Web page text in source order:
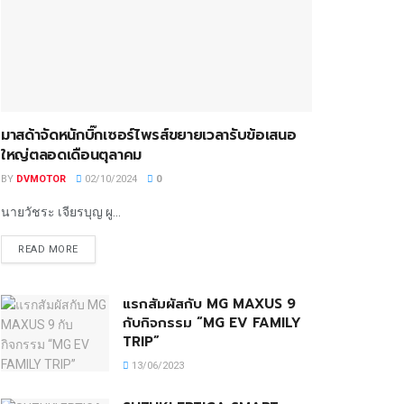
มาสด้าจัดหนักบิ๊กเซอร์ไพรส์ขยายเวลารับข้อเสนอ
ใหญ่ตลอดเดือนตุลาคม
BY DVMOTOR 02/10/2024 0
นายวัชระ เจียรบุญ ผู...
READ MORE
แรกสัมผัสกับ MG MAXUS 9
กับกิจกรรม “MG EV FAMILY
TRIP”
13/06/2023